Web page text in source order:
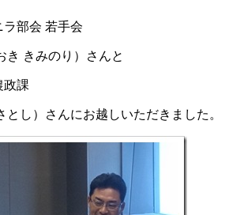
ラ部会 若手会
き きみのり）さんと
政課
とし）さんにお越しいただきました。